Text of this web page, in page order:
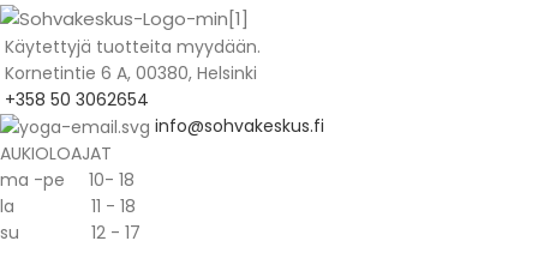
Käytettyjä tuotteita myydään.
Kornetintie 6 A, 00380, Helsinki
+358 50 3062654
info@sohvakeskus.fi
AUKIOLOAJAT
ma -pe 10- 18
la 11 - 18
su 12 - 17